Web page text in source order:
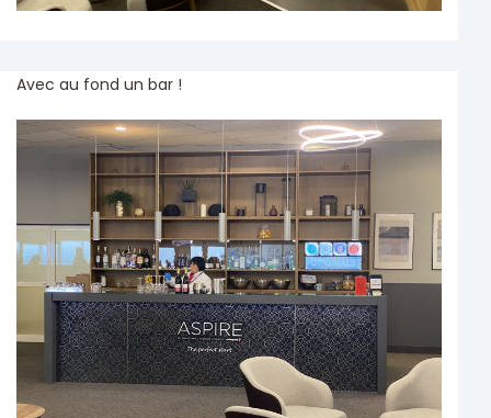
Avec au fond un bar !